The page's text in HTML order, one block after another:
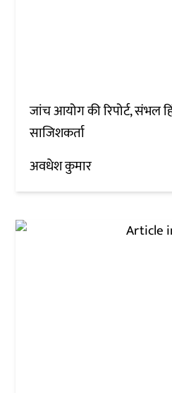
जांच आयोग की रिपोर्ट, संभल
साजिशकर्ता
अवधेश कुमार